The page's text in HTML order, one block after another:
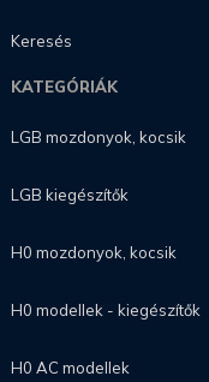
Keresés
KATEGÓRIÁK
LGB mozdonyok, kocsik
LGB kiegészítők
H0 mozdonyok, kocsik
H0 modellek - kiegészítők
H0 AC modellek